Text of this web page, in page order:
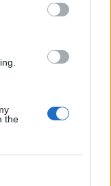
the
η έξαρση των
των
αγνοήσουμε